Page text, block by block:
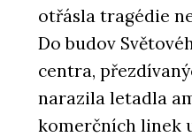
otřásla tragédie
Do budov
centra,
narazila letadla
komerčních linek